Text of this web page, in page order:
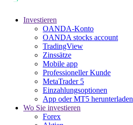
Investieren
OANDA-Konto
OANDA stocks account
TradingView
Zinssätze
Mobile app
Professioneller Kunde
MetaTrader 5
Einzahlungsoptionen
App oder MT5 herunterladen
Wo Sie investieren
Forex